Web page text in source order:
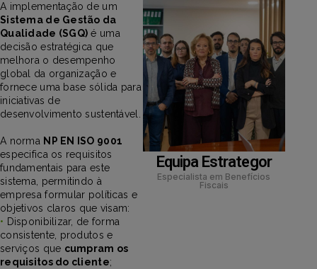
A implementação de um
Sistema de Gestão da
Qualidade (SGQ) é uma
decisão estratégica que
melhora o desempenho
global da organização e
fornece uma base sólida para
iniciativas de
desenvolvimento sustentável.
A norma NP EN ISO 9001
especifica os requisitos
fundamentais para este
sistema, permitindo à
empresa formular políticas e
objetivos claros que visam:
• Disponibilizar, de forma
consistente, produtos e
serviços que cumpram os
requisitos do cliente;
Equipa Estrategor
Especialista em Benefícios
Fiscais